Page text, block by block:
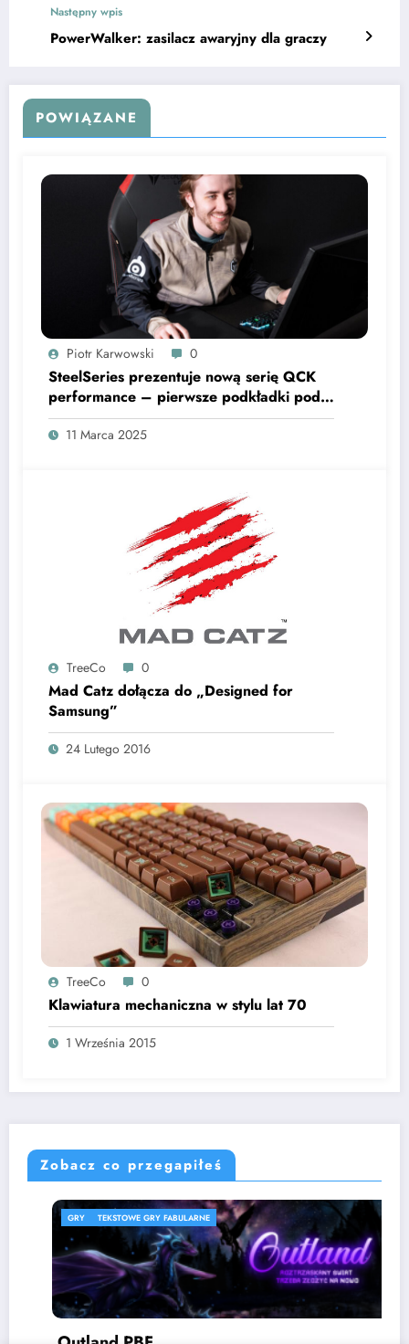
Następny wpis
PowerWalker: zasilacz awaryjny dla graczy
POWIĄZANE
Piotr Karwowski 0
SteelSeries prezentuje nową serię QCK
performance – pierwsze podkładki pod
mysz dostosowane do różnych stylów gry
11 Marca 2025
TreeCo 0
Mad Catz dołącza do „Designed for
Samsung”
24 Lutego 2016
TreeCo 0
Klawiatura mechaniczna w stylu lat 70
1 Września 2015
Zobacz co przegapiłeś
GRY TEKSTOWE GRY FABULARNE